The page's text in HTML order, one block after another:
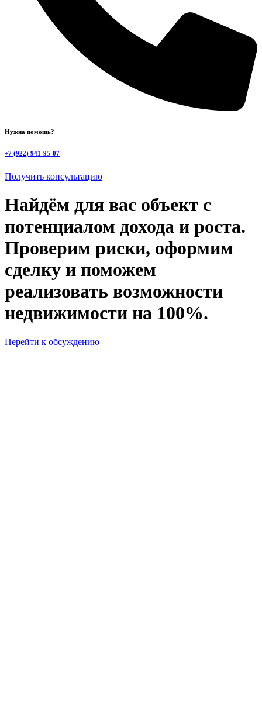
Нужна помощь?
+7 (922) 941-95-07
Получить консультацию
Найдём для вас объект с
потенциалом дохода и роста.
Проверим риски, оформим
сделку и поможем
реализовать возможности
недвижимости на 100%.
Перейти к обсуждению